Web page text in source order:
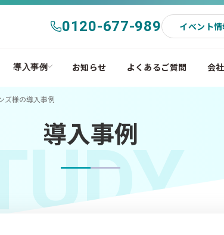
0120-677-989 イベント
導入事例 お知らせ よくあるご質問 会
ズ様の導入事例
導入事例